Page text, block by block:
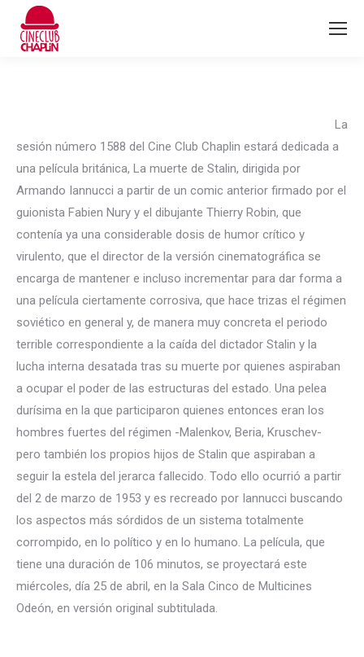
La
sesión número 1588 del Cine Club Chaplin estará dedicada a
una película británica, La muerte de Stalin, dirigida por
Armando Iannucci a partir de un comic anterior firmado por el
guionista Fabien Nury y el dibujante Thierry Robin, que
contenía ya una considerable dosis de humor crítico y
virulento, que el director de la versión cinematográfica se
encarga de mantener e incluso incrementar para dar forma a
una película ciertamente corrosiva, que hace trizas el régimen
soviético en general y, de manera muy concreta el periodo
terrible correspondiente a la caída del dictador Stalin y la
lucha interna desatada tras su muerte por quienes aspiraban
a ocupar el poder de las estructuras del estado. Una pelea
durísima en la que participaron quienes entonces eran los
hombres fuertes del régimen -Malenkov, Beria, Kruschev-
pero también los propios hijos de Stalin que aspiraban a
seguir la estela del jerarca fallecido. Todo ello ocurrió a partir
del 2 de marzo de 1953 y es recreado por Iannucci buscando
los aspectos más sórdidos de un sistema totalmente
corrompido, en lo político y en lo humano. La película, que
tiene una duración de 106 minutos, se proyectará este
miércoles, día 25 de abril, en la Sala Cinco de Multicines
Odeón, en versión original subtitulada.